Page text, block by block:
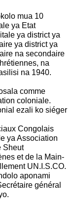
mua 10
ya Etat
ya district ya
ya district ya
na secondaire
na
na 1940.
comme
coloniale.
ezali ko siéger
Congolais
ya Association
Sheut
et de la Main-
UN.I.S.CO.
aponami
général